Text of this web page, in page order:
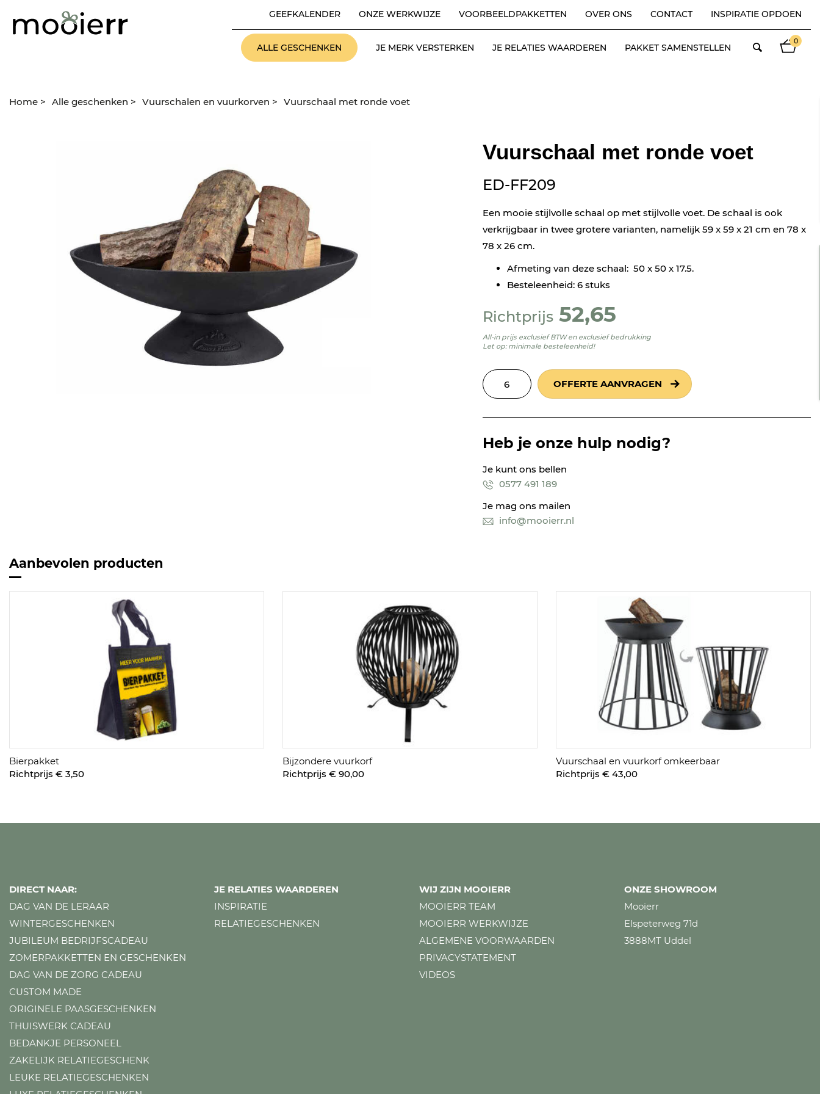
GEEFKALENDER ONZE WERKWIJZE VOORBEELDPAKKETTEN OVER ONS CONTACT INSPIRATIE OPDOEN
ALLE GESCHENKEN JE MERK VERSTERKEN JE RELATIES WAARDEREN PAKKET SAMENSTELLEN
0
Home > Alle geschenken > Vuurschalen en vuurkorven > Vuurschaal met ronde voet
Vuurschaal met ronde voet
ED-FF209
Een mooie stijlvolle schaal op met stijlvolle voet. De schaal is ook
verkrijgbaar in twee grotere varianten, namelijk 59 x 59 x 21 cm en 78 x
78 x 26 cm.
Afmeting van deze schaal: 50 x 50 x 17.5.
Besteleenheid: 6 stuks
Richtprijs 52,65
All-in prijs exclusief BTW en exclusief bedrukking
Let op: minimale besteleenheid!
OFFERTE AANVRAGEN
Heb je onze hulp nodig?
Je kunt ons bellen
0577 491 189
Je mag ons mailen
info@mooierr.nl
Aanbevolen producten
Bierpakket
Richtprijs € 3,50
Bijzondere vuurkorf
Richtprijs € 90,00
Vuurschaal en vuurkorf omkeerbaar
Richtprijs € 43,00
DIRECT NAAR:
DAG VAN DE LERAAR
WINTERGESCHENKEN
JUBILEUM BEDRIJFSCADEAU
ZOMERPAKKETTEN EN GESCHENKEN
DAG VAN DE ZORG CADEAU
CUSTOM MADE
ORIGINELE PAASGESCHENKEN
THUISWERK CADEAU
BEDANKJE PERSONEEL
ZAKELIJK RELATIEGESCHENK
LEUKE RELATIEGESCHENKEN
JE RELATIES WAARDEREN
INSPIRATIE
RELATIEGESCHENKEN
WIJ ZIJN MOOIERR
MOOIERR TEAM
MOOIERR WERKWIJZE
ALGEMENE VOORWAARDEN
PRIVACYSTATEMENT
VIDEOS
ONZE SHOWROOM
Mooierr
Elspeterweg 71d
3888MT Uddel